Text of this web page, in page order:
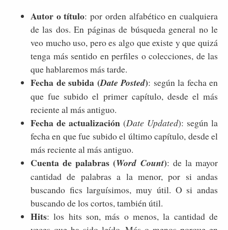
Autor o título: por orden alfabético en cualquiera
de las dos. En páginas de búsqueda general no le
veo mucho uso, pero es algo que existe y que quizá
tenga más sentido en perfiles o colecciones, de las
que hablaremos más tarde.
Fecha de subida (Date Posted): según la fecha en
que fue subido el primer capítulo, desde el más
reciente al más antiguo.
Fecha de actualización (Date Updated): según la
fecha en que fue subido el último capítulo, desde el
más reciente al más antiguo.
Cuenta de palabras (Word Count): de la mayor
cantidad de palabras a la menor, por si andas
buscando fics larguísimos, muy útil. O si andas
buscando de los cortos, también útil.
Hits: los hits son, más o menos, la cantidad de